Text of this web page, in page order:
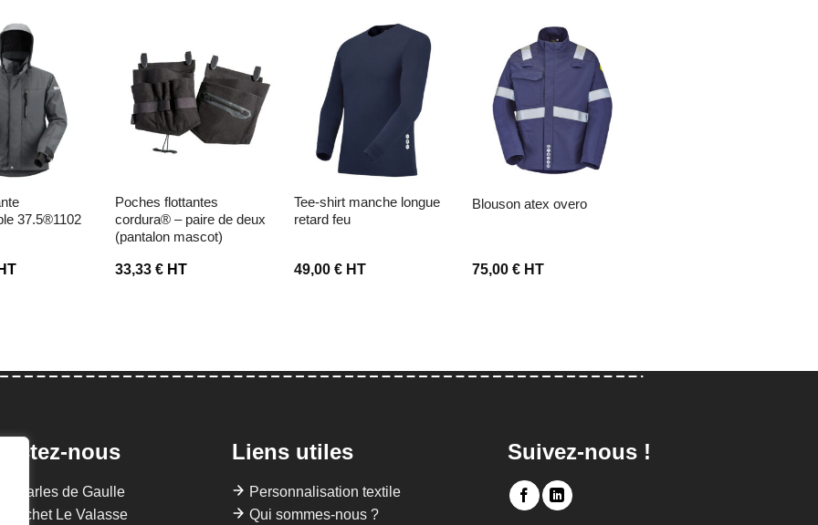
d’envies
37.5®1102
HT
Ajouter à la liste d’envies
poches flottantes
cordura® – paire de deux
(pantalon mascot)
33,33 €HT
Ajouter à la liste d’envies
tee-shirt manche longue
retard feu
49,00 €HT
Ajouter à la liste d’envies
blouson atex overo
75,00€ HT
nous
Charles de Gaulle
Gruchet Le Valasse
Liens utiles
Personnalisation textile
Qui sommes-nous ?
Suivez-nous !